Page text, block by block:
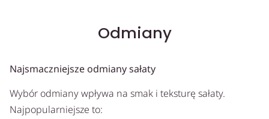
Odmiany
Najsmaczniejsze odmiany sałaty
Wybór odmiany wpływa na smak i teksturę sałaty.
Najpopularniejsze to: